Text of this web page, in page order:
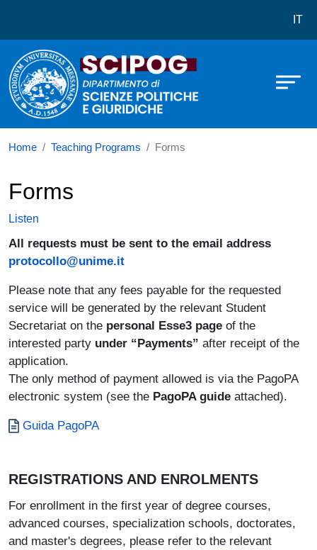
Dipartimento di Scienze PoliticheIT
Home Teaching Programs Forms
Forms
Listen
All requests must be sent to the email address
protocollo@unime.it
Please note that any fees payable for the requested
service will be generated by the relevant Student
Secretariat on the personal Esse3 page of the
interested party under “Payments” after receipt of the
application.
The only method of payment allowed is via the PagoPA
electronic system (see the PagoPA guide attached).
Documento
Guida PagoPA
REGISTRATIONS AND ENROLMENTS
For enrollment in the first year of degree courses,
advanced courses, specialization schools, doctorates,
and master's degrees, please refer to the relevant